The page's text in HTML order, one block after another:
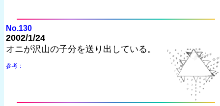
No.130
2002/1/24
オニが沢山の子分を送り出している。
参考：